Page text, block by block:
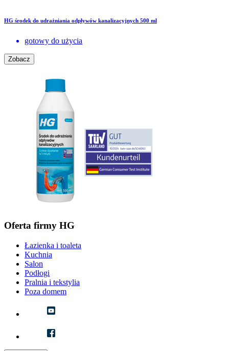
HG środek do udrażniania odpływów kanalizacyjnych 500 ml
gotowy do użycia
Zobacz
Oferta firmy HG
Łazienka i toaleta
Kuchnia
Salon
Podłogi
Pralnia i tekstylia
Poza domem